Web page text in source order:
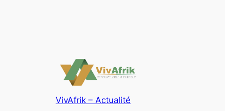
VivAfrik – Actualité